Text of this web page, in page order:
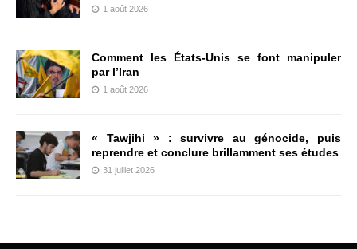
1 août 2026
Comment les États-Unis se font manipuler
par l’Iran
1 août 2026
« Tawjihi » : survivre au génocide, puis
reprendre et conclure brillamment ses études
31 juillet 2026